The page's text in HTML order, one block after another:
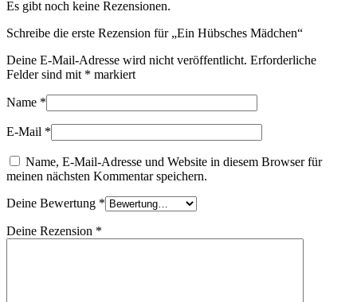
Es gibt noch keine Rezensionen.
Schreibe die erste Rezension für „Ein Hübsches Mädchen“
Deine E-Mail-Adresse wird nicht veröffentlicht. Erforderliche
Felder sind mit * markiert
Name *
E-Mail *
Name, E-Mail-Adresse und Website in diesem Browser für
meinen nächsten Kommentar speichern.
Deine Bewertung *
Deine Rezension *